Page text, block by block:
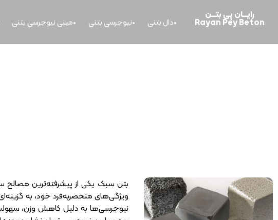
رایــــان پی بتــــن
Rayan Pey Beton دال بتنی نیوجرسی بتنی مینی نیوجرسی بتنی
بتن سبک یکی از پیشرفته‌ترین
ویژگی‌های منحصر‌به‌فرد خود، به
نیوجرسی‌ها به دلیل کاهش وزن، سهولت